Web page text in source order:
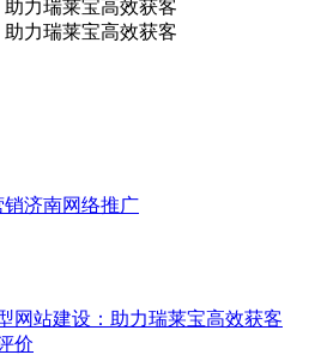
销济南网络推广
网站建设：助力瑞莱宝高效获客
价